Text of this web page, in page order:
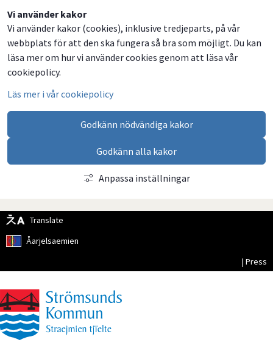
Vi använder kakor
Vi använder kakor (cookies), inklusive tredjeparts, på vår
webbplats för att den ska fungera så bra som möjligt. Du kan
läsa mer om hur vi använder cookies genom att läsa vår
cookiepolicy.
Läs mer i vår cookiepolicy
Godkänn nödvändiga kakor
Godkänn alla kakor
Anpassa inställningar
Translate
Åarjelsaemien
| Press
Dela
på
Facebook
Dela
på
Twitter
Dela
på
LinkedIn
Dela
via
email